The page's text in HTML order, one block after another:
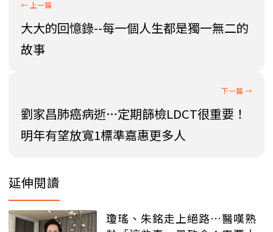
大大的回憶錄--每一個人生都是獨一無二的
故事
劉家昌肺癌病逝…定期篩檢LDCT很重要！
明年有望放寬1標準嘉惠更多人
延伸閱讀
瓊瑤、朱銘走上絕路…醫嘆熟